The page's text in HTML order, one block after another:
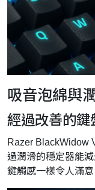
吸音泡綿與
經過改善的鍵
Razer BlackWidow
過潤滑的穩定器能
鍵觸感一樣令人滿意